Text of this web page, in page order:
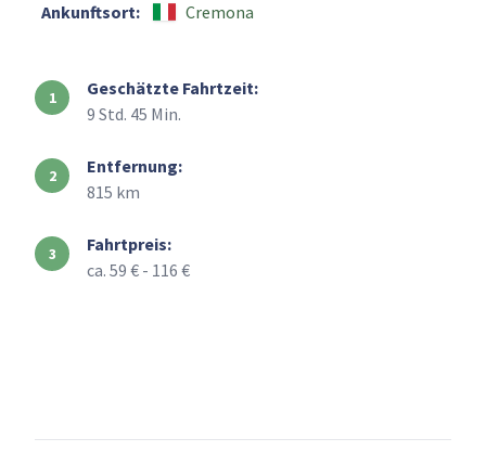
Ankunftsort:
Cremona
Geschätzte Fahrtzeit:
9 Std. 45 Min.
Entfernung:
815 km
Fahrtpreis:
ca. 59 € - 116 €